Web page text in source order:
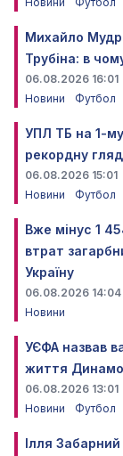
Михайло
Трубіна: в
06.08.2026 16:01
Новини
Футбол
УПЛ ТБ на 1-му
рекордну
06.08.2026 15:01
Новини
Футбол
Вже мінус 1
втрат
Україну
06.08.2026 14:04
Новини
УЄФА назвав
життя Динамо
06.08.2026 13:01
Новини
Футбол
Ілля